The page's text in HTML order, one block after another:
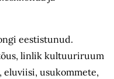
eestistunud.
linlik kultuuriruum
eluviisi, usukommete,